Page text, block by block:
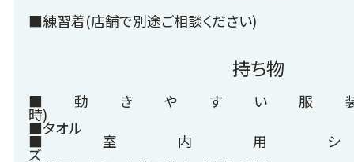
■練習着(店舗で別途ご相談ください)
持ち物
■動きやすい服
■タオ
■室内用